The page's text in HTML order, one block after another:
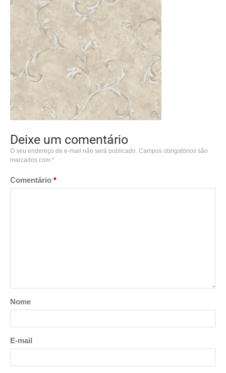
Deixe um comentário
O seu endereço de e-mail não será publicado. Campos obrigatórios são
marcados com *
Comentário *
Nome
E-mail